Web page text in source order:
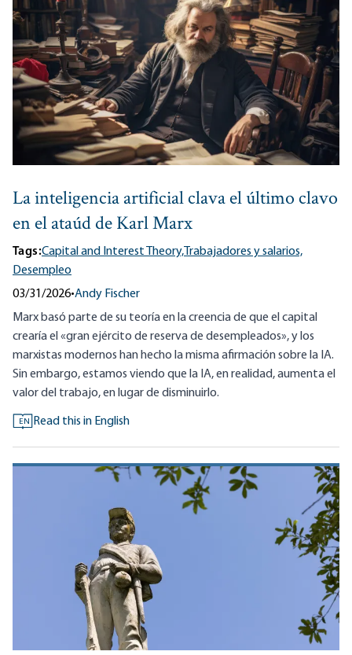
La inteligencia artificial clava el último clavo
en el ataúd de Karl Marx
Tags:Capital and Interest Theory,Trabajadores y salarios,
Desempleo
03/31/2026•Andy Fischer
Marx basó parte de su teoría en la creencia de que el capital
crearía el «gran ejército de reserva de desempleados», y los
marxistas modernos han hecho la misma afirmación sobre la IA.
Sin embargo, estamos viendo que la IA, en realidad, aumenta el
valor del trabajo, en lugar de disminuirlo.
EN Read this in English